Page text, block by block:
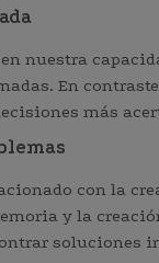
nuestra
En
más
con la
y la
soluciones